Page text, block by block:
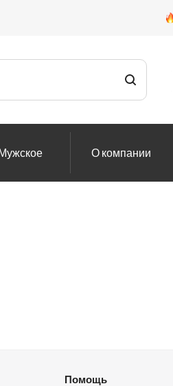
О компании
Помощь